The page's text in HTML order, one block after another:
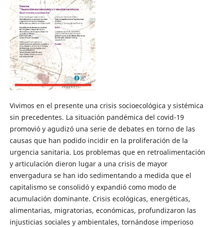
Vivimos en el presente una crisis socioecológica y sistémica
sin precedentes. La situación pandémica del covid-19
promovió y agudizó una serie de debates en torno de las
causas que han podido incidir en la proliferación de la
urgencia sanitaria. Los problemas que en retroalimentación
y articulación dieron lugar a una crisis de mayor
envergadura se han ido sedimentando a medida que el
capitalismo se consolidó y expandió como modo de
acumulación dominante. Crisis ecológicas, energéticas,
alimentarias, migratorias, económicas, profundizaron las
injusticias sociales y ambientales, tornándose imperioso